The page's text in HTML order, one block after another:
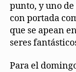
punto, y uno
con portada
que se apean
seres
Para el